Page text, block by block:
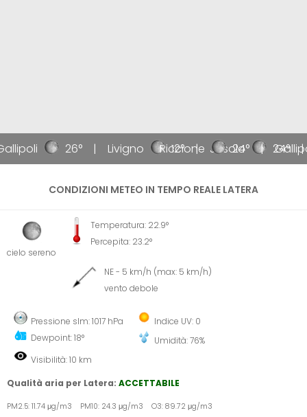
26° Livigno 12° Jesolo 24°
Riccione 24°
CONDIZIONI METEO IN TEMPO REALE LATERA
cielo sereno
Temperatura: 22.9°
Percepita: 23.2°
NE - 5 km/h (max: 5 km/h)
vento debole
Pressione slm: 1017 hPa
Dewpoint: 18°
Indice UV: 0
Umidità: 76%
Visibilità: 10 km
Qualità aria per Latera: ACCETTABILE
PM2.5: 11.74 μg/m3 PM10: 24.3 μg/m3 O3: 89.72 μg/m3